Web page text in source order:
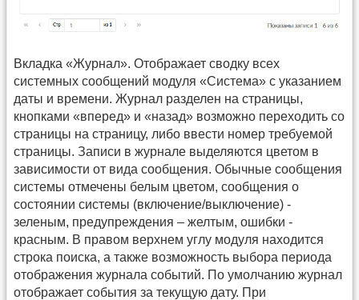
Вкладка «Журнал». Отображает сводку всех
системных сообщений модуля «Система» с указанием
даты и времени. Журнал разделен на страницы,
кнопками «вперед» и «назад» возможно переходить со
страницы на страницу, либо ввести номер требуемой
страницы. Записи в журнале выделяются цветом в
зависимости от вида сообщения. Обычные сообщения
системы отмечены белым цветом, сообщения о
состоянии системы (включение/выключение) -
зеленым, предупреждения – желтым, ошибки -
красным. В правом верхнем углу модуля находится
строка поиска, а также возможность выбора периода
отображения журнала событий. По умолчанию журнал
отображает события за текущую дату. При